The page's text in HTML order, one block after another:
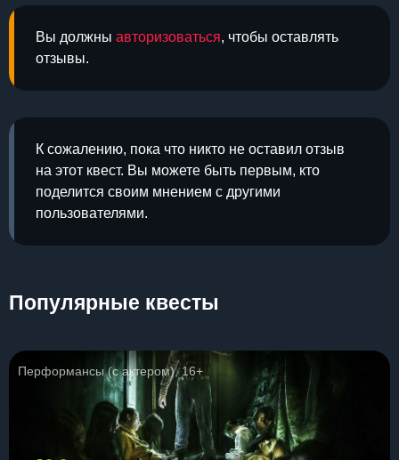
Вы должны авторизоваться, чтобы оставлять
отзывы.
К сожалению, пока что никто не оставил отзыв
на этот квест. Вы можете быть первым, кто
поделится своим мнением с другими
пользователями.
Популярные квесты
Перформансы (с актером), 16+